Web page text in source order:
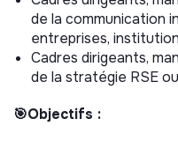
de la communication
entreprises,
Cadres dirigeants,
de la stratégie RSE
🎯Objectifs :